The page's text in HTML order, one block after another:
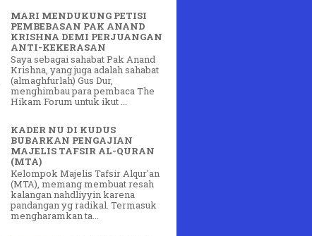
MARI MENDUKUNG PETISI
PEMBEBASAN PAK ANAND
KRISHNA DEMI PERJUANGAN
ANTI-KEKERASAN
Saya sebagai sahabat Pak Anand
Krishna, yang juga adalah sahabat
(almaghfurlah) Gus Dur,
menghimbau para pembaca The
Hikam Forum untuk ikut ...
KADER NU DI KUDUS
BUBARKAN PENGAJIAN
MAJELIS TAFSIR AL-QURAN
(MTA)
Kelompok Majelis Tafsir Alqur'an
(MTA), memang membuat resah
kalangan nahdliyyin karena
pandangan yg radikal. Termasuk
mengharamkan ta...